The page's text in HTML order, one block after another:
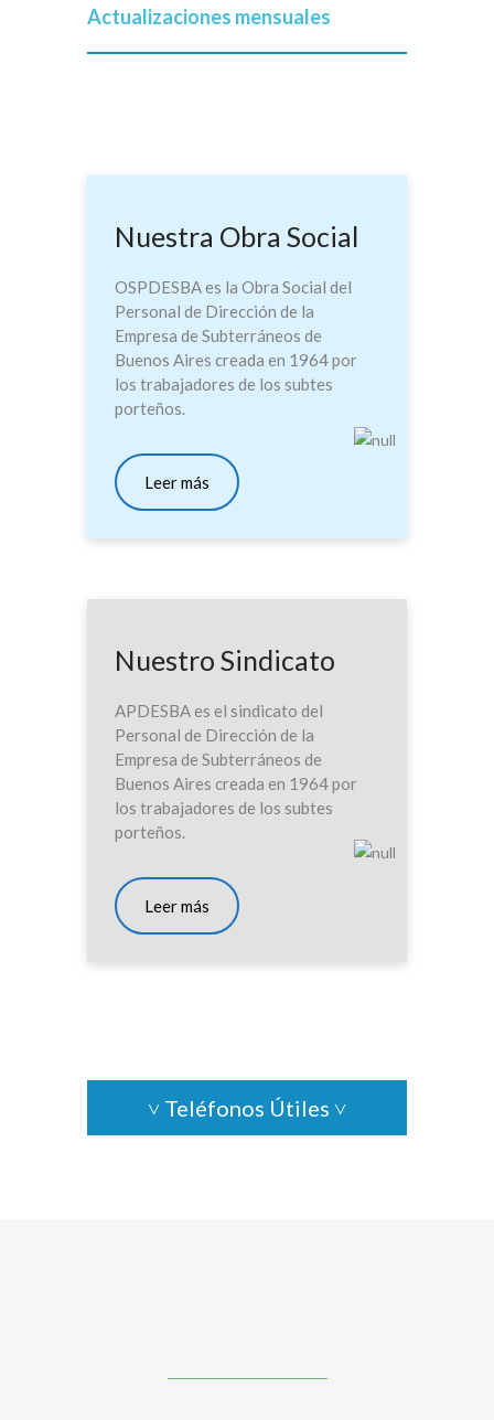
Actualizaciones mensuales
Nuestra Obra Social
OSPDESBA es la Obra Social del
Personal de Dirección de la
Empresa de Subterráneos de
Buenos Aires creada en 1964 por
los trabajadores de los subtes
porteños.
Leer más
Nuestro Sindicato
APDESBA es el sindicato del
Personal de Dirección de la
Empresa de Subterráneos de
Buenos Aires creada en 1964 por
los trabajadores de los subtes
porteños.
Leer más
˅ Teléfonos Útiles ˅